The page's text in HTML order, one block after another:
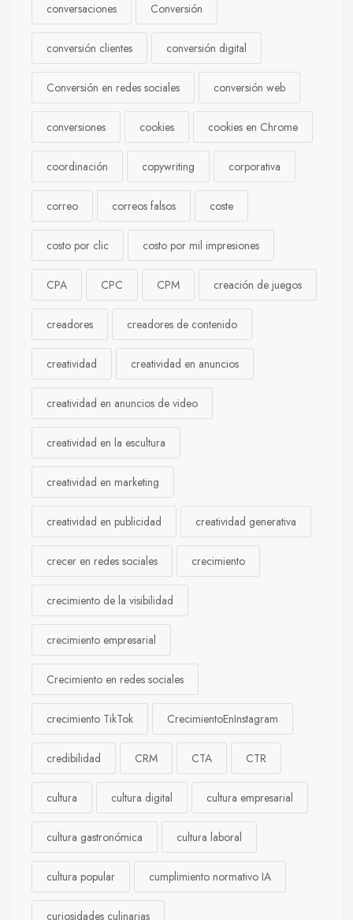
conversaciones Conversión
conversión clientes conversión digital
Conversión en redes sociales conversión web
conversiones cookies cookies en Chrome
coordinación copywriting corporativa
correo correos falsos coste
costo por clic costo por mil impresiones
CPA CPC CPM creación de juegos
creadores creadores de contenido
creatividad creatividad en anuncios
creatividad en anuncios de video
creatividad en la escultura
creatividad en marketing
creatividad en publicidad creatividad generativa
crecer en redes sociales crecimiento
crecimiento de la visibilidad
crecimiento empresarial
Crecimiento en redes sociales
crecimiento TikTok CrecimientoEnInstagram
credibilidad CRM CTA CTR
cultura cultura digital cultura empresarial
cultura gastronómica cultura laboral
cultura popular cumplimiento normativo IA
curiosidades culinarias